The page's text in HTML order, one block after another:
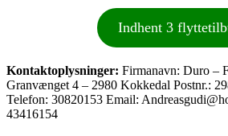
Indhent 3
Kontaktoplysninger: Firmanavn: Duro –
Granvænget 4 – 2980 Kokkedal Postnr.:
Telefon: 30820153 Email:
43416154